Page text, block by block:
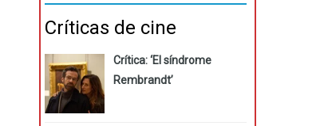
Críticas de cine
Crítica: ‘El síndrome
Rembrandt’